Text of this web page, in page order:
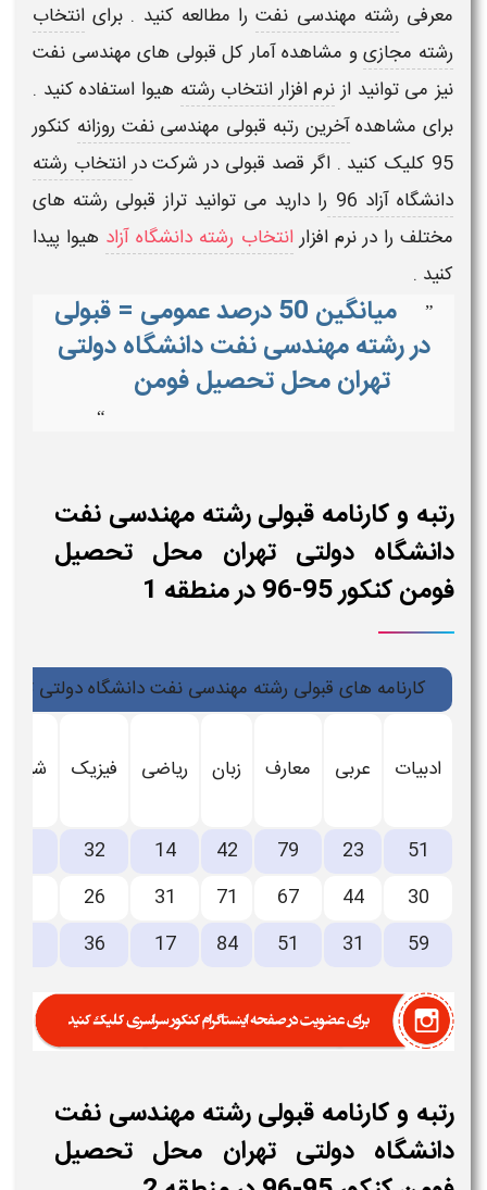
معرفی رشته مهندسی نفترا مطالعه کنید . برای انتخاب
رشته مجازیو مشاهده آمار کل قبولی های مهندسی نفت
نیز می توانید ازنرم افزار انتخاب رشته هیوا استفاده کنید .
برای مشاهدهآخرین رتبه قبولی مهندسی نفت روزانه کنکور
95 کلیک کنید . اگر قصد قبولی در شرکت در
انتخاب رشته
دانشگاه آزاد 96
را دارید می توانید تراز قبولی رشته های
مختلف را درنرم افزار انتخاب رشته دانشگاه آزاد هیوا پیدا
کنید .
”
میانگین 50 درصد عمومی = قبولی
در رشته مهندسی نفت دانشگاه دولتی
تهران محل تحصیل فومن
“
رتبه و کارنامه قبولی رشته مهندسی نفت
دانشگاه دولتی تهران محل تحصیل
فومن کنکور 95-96 در منطقه 1
کارنامه های قبولی رشته مهندسی نفت دانشگاه دولتی تهران کنکور 95-96
ادبیات عربی معارف زبان ریاضی فیزیک شیمی
51
23
79
42
14
32
30
44
67
71
31
26
59
31
51
84
17
36
رتبه و کارنامه قبولی رشته مهندسی نفت
دانشگاه دولتی تهران محل تحصیل